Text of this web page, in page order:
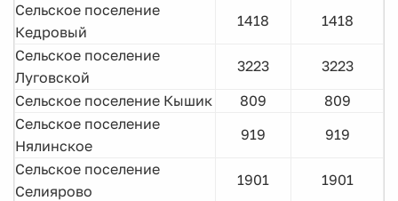
Сельское поселение
Кедровый
1418
1418
Сельское поселение
Луговской
3223
3223
Сельское поселение Кышик
809
809
Сельское поселение
Нялинское
919
919
Сельское поселение
Селиярово
1901
1901